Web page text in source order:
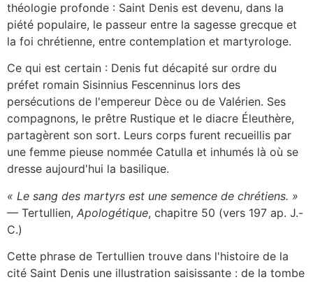
théologie profonde : Saint Denis est devenu, dans la
piété populaire, le passeur entre la sagesse grecque et
la foi chrétienne, entre contemplation et martyrologe.
Ce qui est certain : Denis fut décapité sur ordre du
préfet romain Sisinnius Fescenninus lors des
persécutions de l'empereur Dèce ou de Valérien. Ses
compagnons, le prêtre Rustique et le diacre Éleuthère,
partagèrent son sort. Leurs corps furent recueillis par
une femme pieuse nommée Catulla et inhumés là où se
dresse aujourd'hui la basilique.
« Le sang des martyrs est une semence de chrétiens. »
— Tertullien, Apologétique, chapitre 50 (vers 197 ap. J.-
C.)
Cette phrase de Tertullien trouve dans l'histoire de la
cité Saint Denis une illustration saisissante : de la tombe